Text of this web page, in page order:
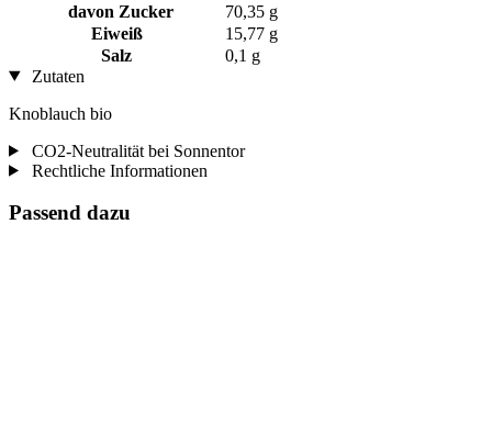
davon Zucker
70,35 g
Eiweiß
15,77 g
Salz
0,1 g
Zutaten
Knoblauch bio
CO2-Neutralität bei Sonnentor
Rechtliche Informationen
Passend dazu